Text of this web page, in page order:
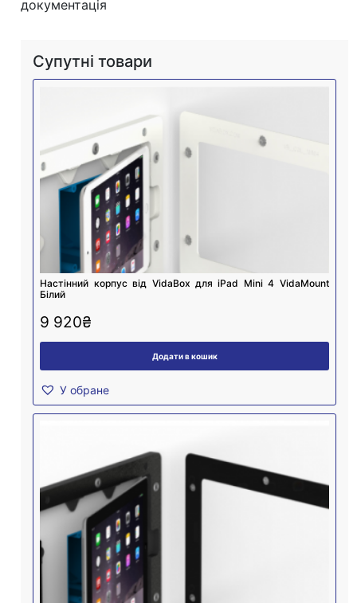
документація
Супутні товари
Настінний корпус від VidaBox для iPad Mini 4 VidaMount
Білий
9 920₴
Додати в кошик
У обране